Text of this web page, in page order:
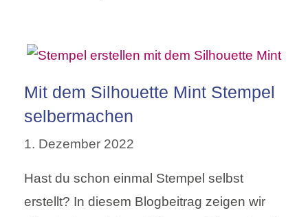
Mit dem Silhouette Mint Stempel
selbermachen
1. Dezember 2022
Hast du schon einmal Stempel selbst
erstellt? In diesem Blogbeitrag zeigen wir